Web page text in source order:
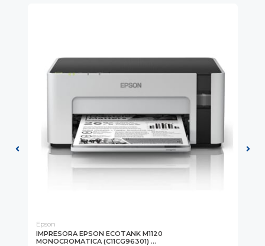
Epson
IMPRESORA EPSON ECOTANK M1120
MONOCROMATICA (C11CG96301) ...